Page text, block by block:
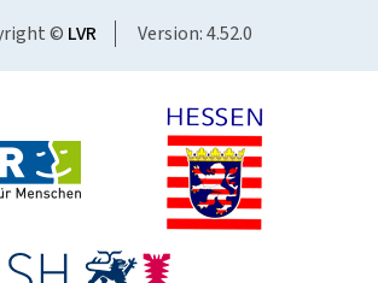
© LVR Version: 4.52.0